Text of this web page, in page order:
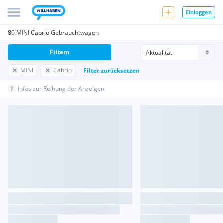
Einloggen
80 MINI Cabrio Gebrauchtwagen
MINI Cabrio Filter zurücksetzen
Filtern
Infos zur Reihung der Anzeigen